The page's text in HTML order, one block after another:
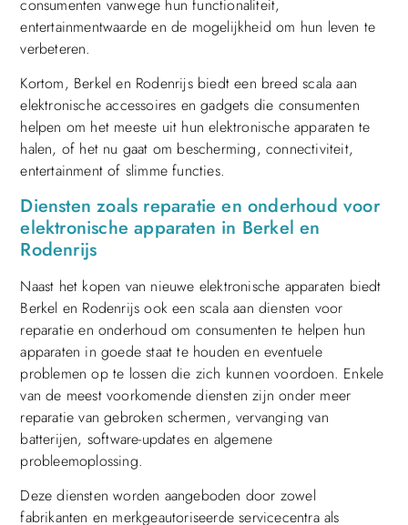
consumenten vanwege hun functionaliteit,
entertainmentwaarde en de mogelijkheid om hun leven te
verbeteren.
Kortom, Berkel en Rodenrijs biedt een breed scala aan
elektronische accessoires en gadgets die consumenten
helpen om het meeste uit hun elektronische apparaten te
halen, of het nu gaat om bescherming, connectiviteit,
entertainment of slimme functies.
Diensten zoals reparatie en onderhoud voor
elektronische apparaten in Berkel en
Rodenrijs
Naast het kopen van nieuwe elektronische apparaten biedt
Berkel en Rodenrijs ook een scala aan diensten voor
reparatie en onderhoud om consumenten te helpen hun
apparaten in goede staat te houden en eventuele
problemen op te lossen die zich kunnen voordoen. Enkele
van de meest voorkomende diensten zijn onder meer
reparatie van gebroken schermen, vervanging van
batterijen, software-updates en algemene
probleemoplossing.
Deze diensten worden aangeboden door zowel
fabrikanten en merkgeautoriseerde servicecentra als